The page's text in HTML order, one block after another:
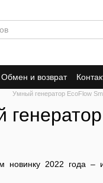
Обмен и возврат
Умный генератор EcoFlow
новинку 2022 года –